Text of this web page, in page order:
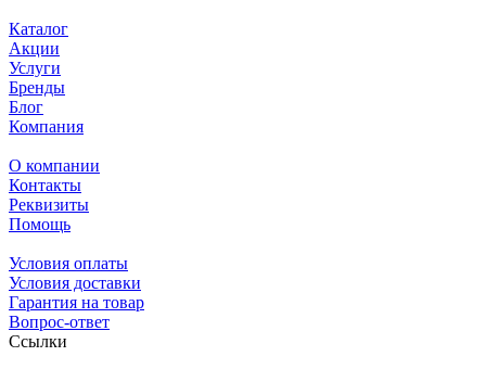
Каталог
Акции
Услуги
Бренды
Блог
Компания
О компании
Контакты
Реквизиты
Помощь
Условия оплаты
Условия доставки
Гарантия на товар
Вопрос-ответ
Ссылки